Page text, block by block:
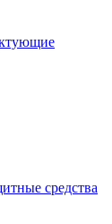
средства